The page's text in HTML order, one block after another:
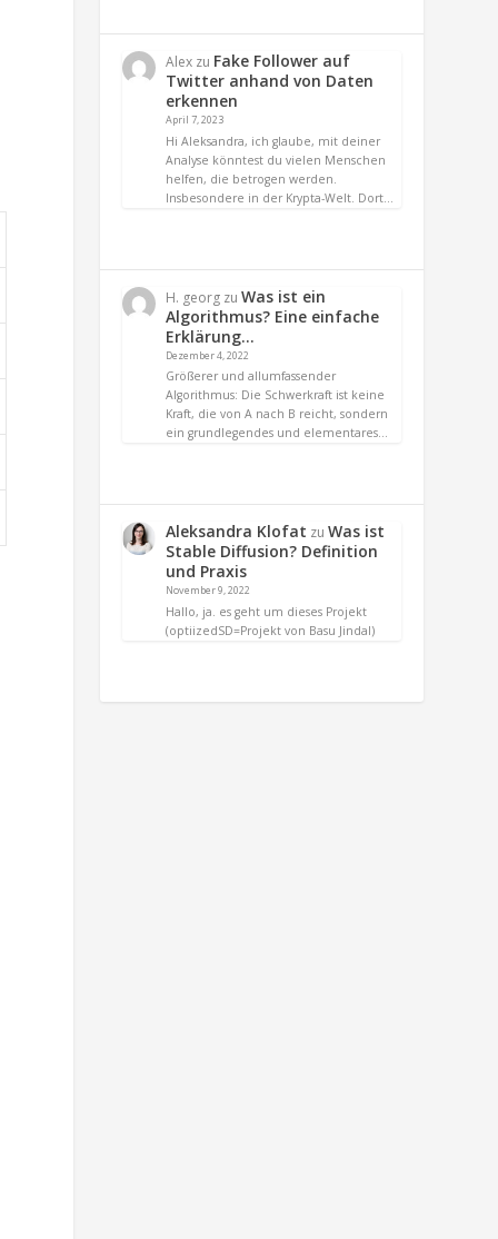
Alex zu Fake Follower auf
Twitter anhand von Daten
erkennen
April 7, 2023
Hi Aleksandra, ich glaube, mit deiner
Analyse könntest du vielen Menschen
helfen, die betrogen werden.
Insbesondere in der Krypta-Welt. Dort…
H. georg zuWas ist ein
Algorithmus? Eine einfache
Erklärung…
Dezember 4, 2022
Größerer und allumfassender
Algorithmus: Die Schwerkraft ist keine
Kraft, die von A nach B reicht, sondern
ein grundlegendes und elementares…
Aleksandra Klofat zuWas ist
Stable Diffusion? Definition
und Praxis
November 9, 2022
Hallo, ja. es geht um dieses Projekt
(optiizedSD=Projekt von Basu Jindal)